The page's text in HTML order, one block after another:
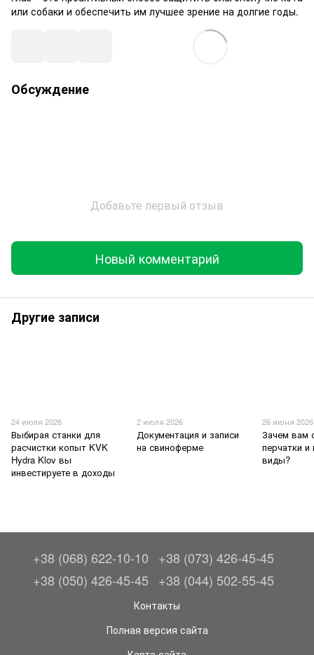
или собаки и обеспечить им лучшее зрение на долгие годы.
Обсуждение
Добавьте первый отзыв
Новый комментарий
Другие записи
24 июля 2026
Выбирая станки для
расчистки копыт KVK
Hydra Klov вы
инвестируете в доходы
2 июля 2026
Документация и записи
на свиноферме
26 июня 2026
Зачем вам
перчатки
виды?
+38 (068) 622-10-10
+38 (073) 426-45-45
+38 (050) 426-45-45
+38 (044) 502-55-45
Контакты
Полная версия сайта